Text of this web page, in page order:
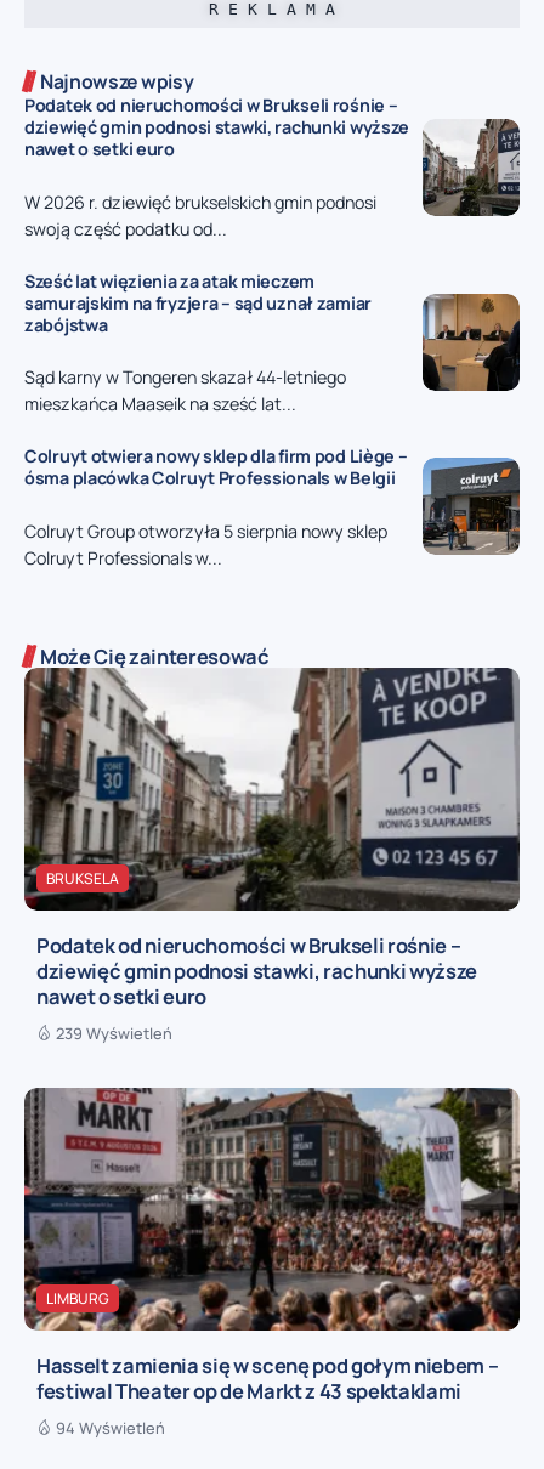
R E K L A M A
Najnowsze wpisy
Podatek od nieruchomości w Brukseli rośnie –
dziewięć gmin podnosi stawki, rachunki wyższe
nawet o setki euro
W 2026 r. dziewięć brukselskich gmin podnosi
swoją część podatku od...
Sześć lat więzienia za atak mieczem
samurajskim na fryzjera – sąd uznał zamiar
zabójstwa
Sąd karny w Tongeren skazał 44-letniego
mieszkańca Maaseik na sześć lat...
Colruyt otwiera nowy sklep dla firm pod Liège –
ósma placówka Colruyt Professionals w Belgii
Colruyt Group otworzyła 5 sierpnia nowy sklep
Colruyt Professionals w...
Może Cię zainteresować
BRUKSELA
Podatek od nieruchomości w Brukseli rośnie –
dziewięć gmin podnosi stawki, rachunki wyższe
nawet o setki euro
239 Wyświetleń
LIMBURG
Hasselt zamienia się w scenę pod gołym niebem –
festiwal Theater op de Markt z 43 spektaklami
94 Wyświetleń